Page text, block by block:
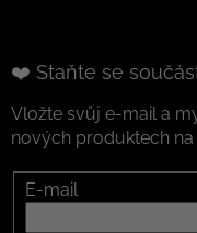
❤️ Staňte se
Vložte svůj e-mail a
nových produktech
E-mail